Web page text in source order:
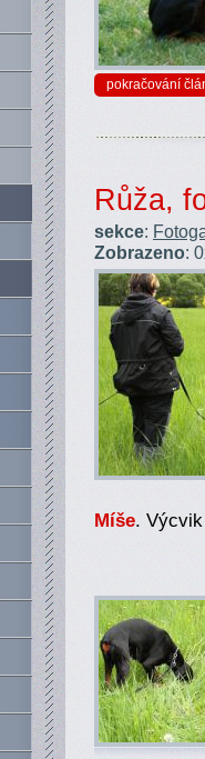
pokračování
Růža,
sekce:
Zobrazeno:
Míše.